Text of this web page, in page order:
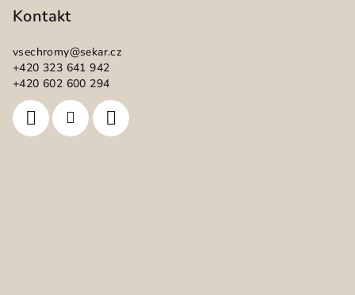
Kontakt
vsechromy@sekar.cz
+420 323 641 942
+420 602 600 294